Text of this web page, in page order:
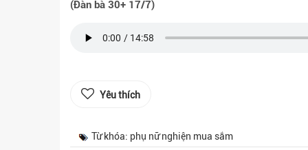
(Đàn bà 30+ 17/7)
Yêu thích
Từ khóa: phụ nữ nghiện mua sắm